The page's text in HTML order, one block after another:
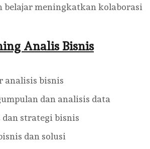
belajar meningkatkan kolaborasi
Analis Bisnis
analisis bisnis
dan analisis data
dan strategi bisnis
dan solusi